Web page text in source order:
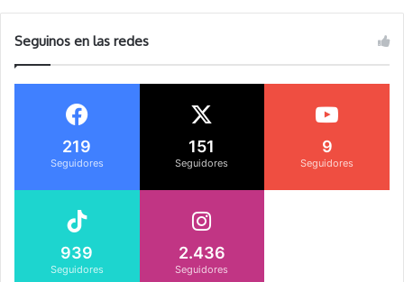
Seguinos en las redes
219
Seguidores
151
Seguidores
9
Seguidores
939
Seguidores
2.436
Seguidores